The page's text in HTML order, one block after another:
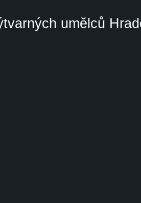
umělců